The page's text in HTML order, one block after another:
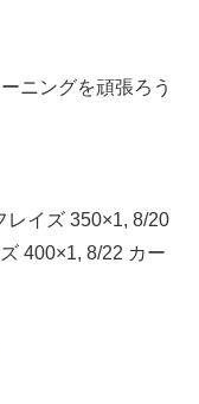
ニングを頑張ろう
レイズ 350×1, 8/20
400×1, 8/22 カー